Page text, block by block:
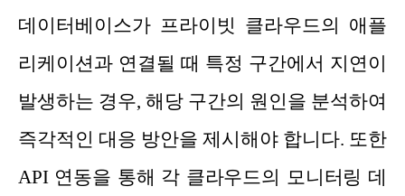
데이터베이스가 프라이빗 클라우드의 애플
리케이션과 연결될 때 특정 구간에서 지연이
발생하는 경우, 해당 구간의 원인을 분석하여
즉각적인 대응 방안을 제시해야 합니다. 또한
API 연동을 통해 각 클라우드의 모니터링 데